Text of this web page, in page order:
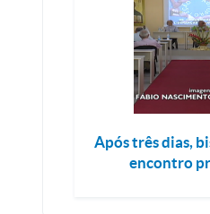
Após três dias,
encontro